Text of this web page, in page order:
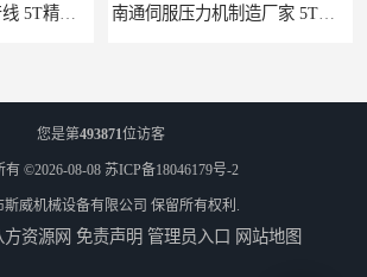
您是第493871位访客
有 ©2026-08-08 苏ICP备18046179号-2
斯威机械设备有限公司 保留所有权利.
方资源网 免责声明 管理员入口 网站地图